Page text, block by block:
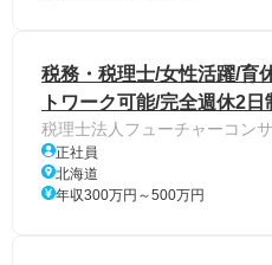
税務・税理士/女性活躍/育
トワーク可能/完全週休2日
税理士法人フューチャーコン
正社員
北海道
年収300万円～500万円